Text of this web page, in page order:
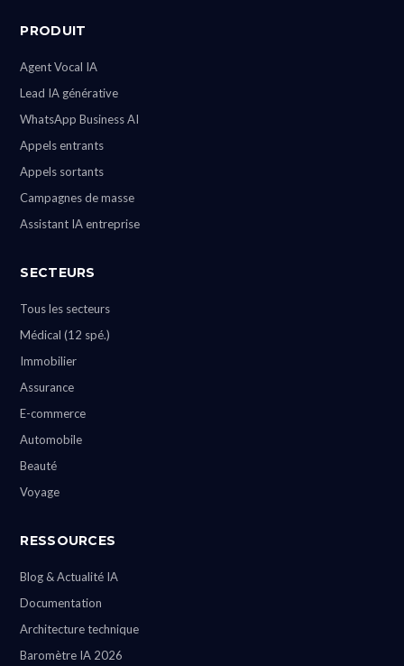
PRODUIT
Agent Vocal IA
Lead IA générative
WhatsApp Business AI
Appels entrants
Appels sortants
Campagnes de masse
Assistant IA entreprise
SECTEURS
Tous les secteurs
Médical (12 spé.)
Immobilier
Assurance
E-commerce
Automobile
Beauté
Voyage
RESSOURCES
Blog & Actualité IA
Documentation
Architecture technique
Baromètre IA 2026